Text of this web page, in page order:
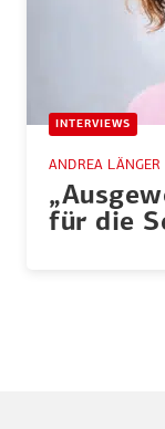
INTERVIEWS
ANDREA LÄNGER
für die